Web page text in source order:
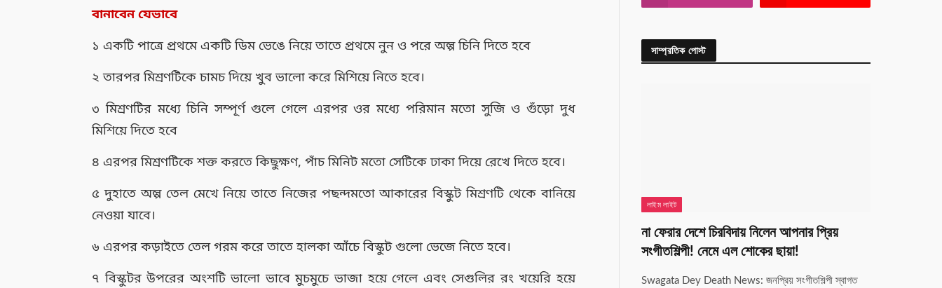
বানাবেন যেভাবে
১ একটি পাত্রে প্রথমে একটি ডিম ভেঙে নিয়ে তাতে প্রথমে নুন ও পরে অল্প চিনি দিতে হবে
২ তারপর মিশ্রণটিকে চামচ দিয়ে খুব ভালো করে মিশিয়ে নিতে হবে।
৩ মিশ্রণটির মধ্যে চিনি সম্পূর্ণ গুলে গেলে এরপর ওর মধ্যে পরিমান মতো সুজি ও গুঁড়ো দুধ
মিশিয়ে দিতে হবে
৪ এরপর মিশ্রণটিকে শক্ত করতে কিছুক্ষণ, পাঁচ মিনিট মতো সেটিকে ঢাকা দিয়ে রেখে দিতে হবে।
৫ দুহাতে অল্প তেল মেখে নিয়ে তাতে নিজের পছন্দমতো আকারের বিস্কুট মিশ্রণটি থেকে বানিয়ে
নেওয়া যাবে।
৬ এরপর কড়াইতে তেল গরম করে তাতে হালকা আঁচে বিস্কুট গুলো ভেজে নিতে হবে।
৭ বিস্কুটর উপরের অংশটি ভালো ভাবে মুচমুচে ভাজা হয়ে গেলে এবং সেগুলির রং খয়েরি হয়ে
সাম্প্রতিক পোস্ট
লাইম লাইট
না ফেরার দেশে চিরবিদায় নিলেন আপনার প্রিয়
সংগীতশিল্পী! নেমে এল শোকের ছায়া!
Swagata Dey Death News: জনপ্রিয় সংগীতশিল্পী স্বাগত